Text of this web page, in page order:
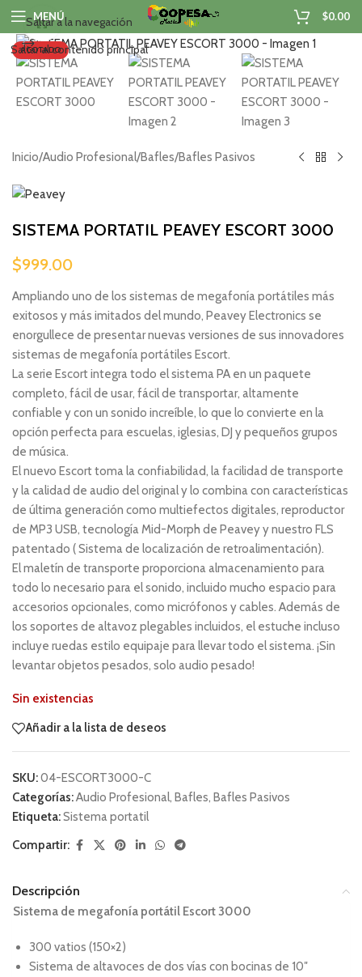
Saltar a la navegación
Saltar al contenido principal
MENÚ $0.00
AGOTADO
Haga clic para ampliar
Inicio/Audio Profesional/Bafles/Bafles Pasivos
SISTEMA PORTATIL PEAVEY ESCORT 3000
$999.00
Ampliando uno de los sistemas de megafonía portátiles más
exitosos y más imitados del mundo, Peavey Electronics se
enorgullece de presentar nuevas versiones de sus innovadores
sistemas de megafonía portátiles Escort.
La serie Escort integra todo el sistema PA en un paquete
completo, fácil de usar, fácil de transportar, altamente
confiable y con un sonido increíble, lo que lo convierte en la
opción perfecta para escuelas, iglesias, DJ y pequeños grupos
de música.
El nuevo Escort toma la confiabilidad, la facilidad de transporte
y la calidad de audio del original y lo combina con características
de última generación como multiefectos digitales, reproductor
de MP3 USB, tecnología Mid-Morph de Peavey y nuestro FLS
patentado ( Sistema de localización de retroalimentación).
El maletín de transporte proporciona almacenamiento para
todo lo necesario para el sonido, incluido mucho espacio para
accesorios opcionales, como micrófonos y cables. Además de
los soportes de altavoz plegables incluidos, el estuche incluso
incluye ruedas estilo equipaje para llevar todo el sistema. ¡Sin
levantar objetos pesados, solo audio pesado!
Sin existencias
Añadir a la lista de deseos
SKU:04-ESCORT3000-C
Categorías:Audio Profesional, Bafles, Bafles Pasivos
Etiqueta:Sistema portatil
Compartir:
Descripción
Sistema de megafonía portátil Escort 3000
300 vatios (150×2)
Sistema de altavoces de dos vías con bocinas de 10″